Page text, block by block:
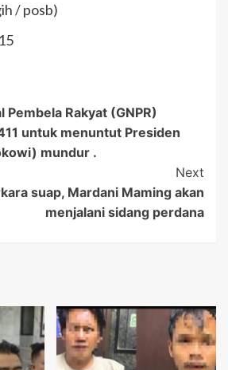
/ posb)
Pembela Rakyat (GNPR)
untuk menuntut Presiden
mundur .
Next
suap, Mardani Maming akan
menjalani sidang perdana